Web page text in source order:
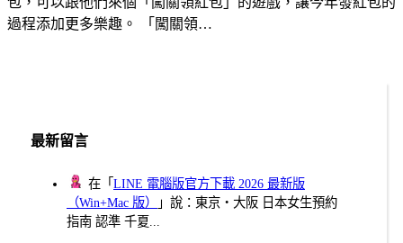
過程添加更多樂趣。 「闖關領…
最新留言
在「LINE 電腦版官方下載 2026 最新版
（Win+Mac 版）
」說：東京・大阪 日本女生預約
指南 認準 千夏...